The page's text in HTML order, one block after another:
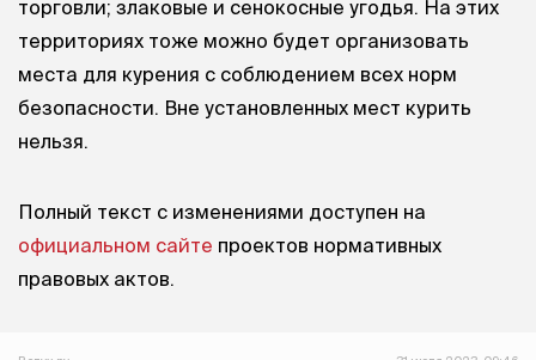
торговли; злаковые и сенокосные угодья. На этих
территориях тоже можно будет организовать
места для курения с соблюдением всех норм
безопасности. Вне установленных мест курить
нельзя.
Полный текст с изменениями доступен на
официальном сайте проектов нормативных
правовых актов.